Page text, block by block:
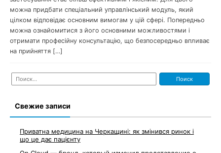
можна придбати спеціальний управлінський модуль, який
цілком відповідає основним вимогам у цій сфері. Попередньо
можна ознайомитися з його основними можливостями і
отримати професійну консультацію, що безпосередньо впливає
на прийняття […]
Найти:
Свежие записи
Приватна медицина на Черкащині: як змінився ринок і
що це дає пацієнту